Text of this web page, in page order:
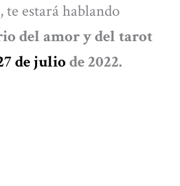
te estará hablando
del amor y del tarot
de juliode 2022.